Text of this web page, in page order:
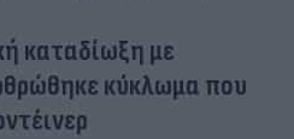
καταδίωξη με
κύκλωμα που